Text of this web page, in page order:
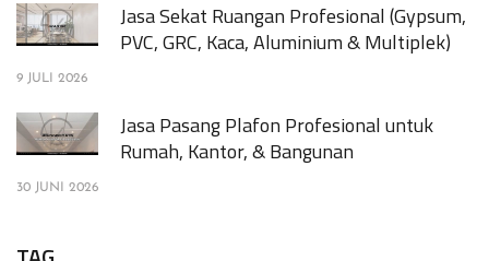
Jasa Sekat Ruangan Profesional (Gypsum,
PVC, GRC, Kaca, Aluminium & Multiplek)
9 JULI 2026
Jasa Pasang Plafon Profesional untuk
Rumah, Kantor, & Bangunan
30 JUNI 2026